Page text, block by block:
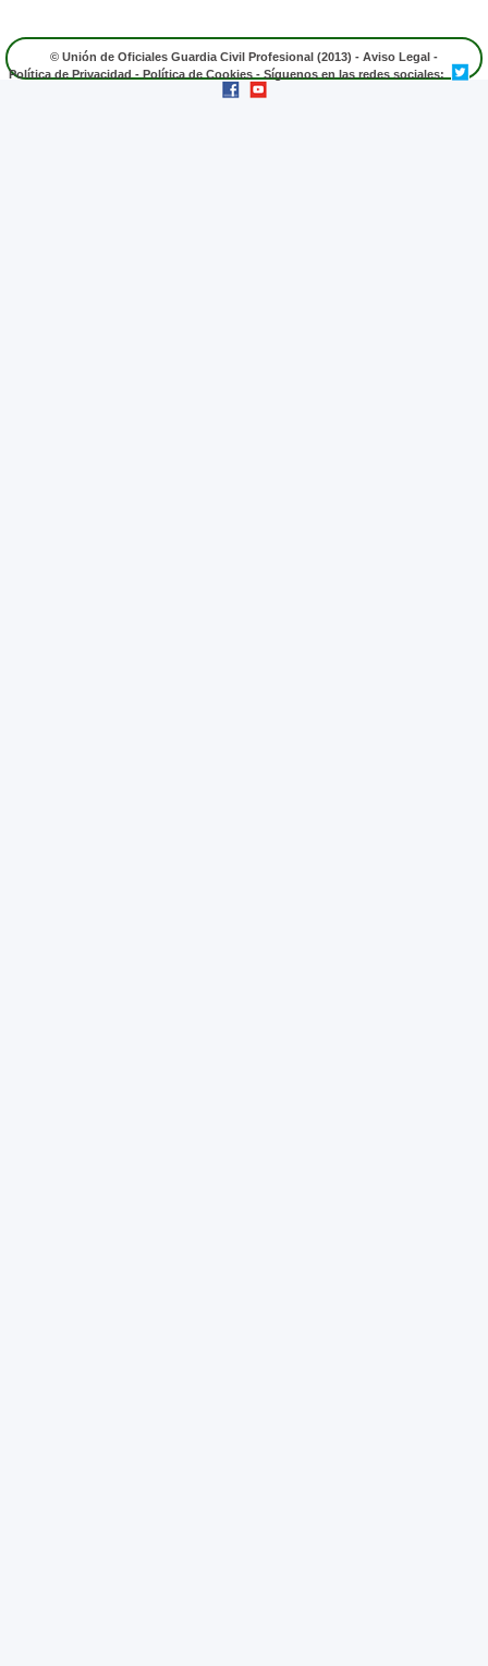
© Unión de Oficiales Guardia Civil Profesional (2013) - Aviso Legal -
Política de Privacidad-Política de Cookies- Síguenos en las redes sociales: